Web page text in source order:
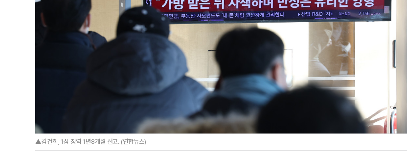
▲김건희, 1심 징역 1년8개월 선고. (연합뉴스)